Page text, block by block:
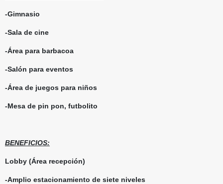
-Gimnasio
-Sala de cine
-Área para barbacoa
-Salón para eventos
-Área de juegos para niños
-Mesa de pin pon, futbolito
BENEFICIOS:
Lobby (Área recepción)
-Amplio estacionamiento de siete niveles